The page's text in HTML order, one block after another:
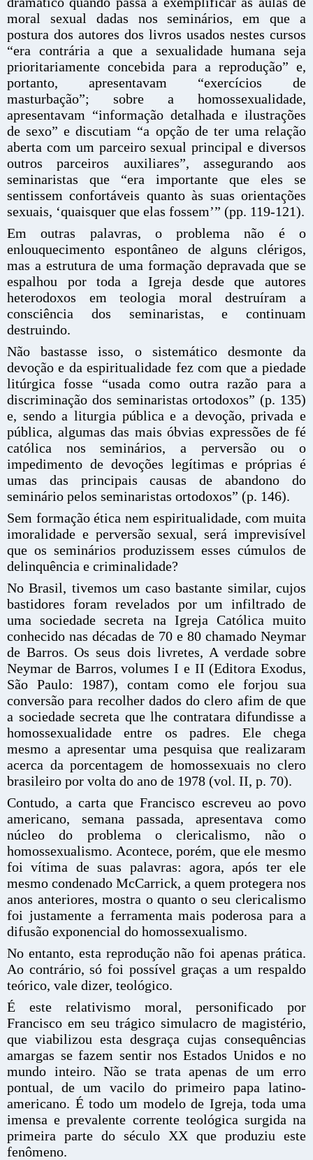
moral sexual dadas nos seminários, em que a
postura dos autores dos livros usados nestes cursos
“era contrária a que a sexualidade humana seja
prioritariamente concebida para a reprodução” e,
portanto, apresentavam “exercícios de
masturbação”; sobre a homossexualidade,
apresentavam “informação detalhada e ilustrações
de sexo” e discutiam “a opção de ter uma relação
aberta com um parceiro sexual principal e diversos
outros parceiros auxiliares”, assegurando aos
seminaristas que “era importante que eles se
sentissem confortáveis quanto às suas orientações
sexuais, ‘quaisquer que elas fossem’” (pp. 119-121).
Em outras palavras, o problema não é o
enlouquecimento espontâneo de alguns clérigos,
mas a estrutura de uma formação depravada que se
espalhou por toda a Igreja desde que autores
heterodoxos em teologia moral destruíram a
consciência dos seminaristas, e continuam
destruindo.
Não bastasse isso, o sistemático desmonte da
devoção e da espiritualidade fez com que a piedade
litúrgica fosse “usada como outra razão para a
discriminação dos seminaristas ortodoxos” (p. 135)
e, sendo a liturgia pública e a devoção, privada e
pública, algumas das mais óbvias expressões de fé
católica nos seminários, a perversão ou o
impedimento de devoções legítimas e próprias é
umas das principais causas de abandono do
seminário pelos seminaristas ortodoxos” (p. 146).
Sem formação ética nem espiritualidade, com muita
imoralidade e perversão sexual, será imprevisível
que os seminários produzissem esses cúmulos de
delinquência e criminalidade?
No Brasil, tivemos um caso bastante similar, cujos
bastidores foram revelados por um infiltrado de
uma sociedade secreta na Igreja Católica muito
conhecido nas décadas de 70 e 80 chamado Neymar
de Barros. Os seus dois livretes, A verdade sobre
Neymar de Barros, volumes I e II (Editora Exodus,
São Paulo: 1987), contam como ele forjou sua
conversão para recolher dados do clero afim de que
a sociedade secreta que lhe contratara difundisse a
homossexualidade entre os padres. Ele chega
mesmo a apresentar uma pesquisa que realizaram
acerca da porcentagem de homossexuais no clero
brasileiro por volta do ano de 1978 (vol. II, p. 70).
Contudo, a carta que Francisco escreveu ao povo
americano, semana passada, apresentava como
núcleo do problema o clericalismo, não o
homossexualismo. Acontece, porém, que ele mesmo
foi vítima de suas palavras: agora, após ter ele
mesmo condenado McCarrick, a quem protegera nos
anos anteriores, mostra o quanto o seu clericalismo
foi justamente a ferramenta mais poderosa para a
difusão exponencial do homossexualismo.
No entanto, esta reprodução não foi apenas prática.
Ao contrário, só foi possível graças a um respaldo
teórico, vale dizer, teológico.
É este relativismo moral, personificado por
Francisco em seu trágico simulacro de magistério,
que viabilizou esta desgraça cujas consequências
amargas se fazem sentir nos Estados Unidos e no
mundo inteiro. Não se trata apenas de um erro
pontual, de um vacilo do primeiro papa latino-
americano. É todo um modelo de Igreja, toda uma
imensa e prevalente corrente teológica surgida na
primeira parte do século XX que produziu este
fenômeno.